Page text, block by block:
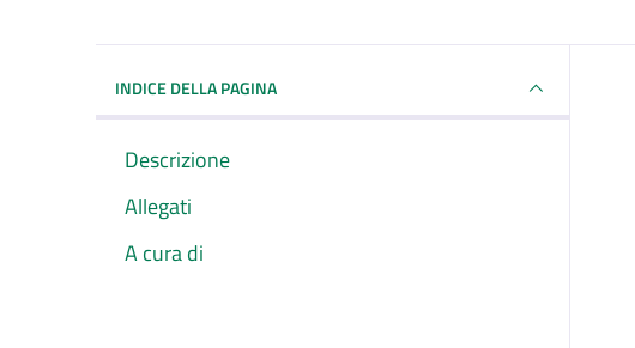
INDICE DELLA PAGINA
Descrizione
Allegati
A cura di